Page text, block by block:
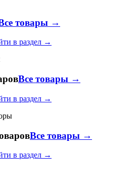
товары →
в раздел →
Все товары →
в раздел →
Все товары →
в раздел →